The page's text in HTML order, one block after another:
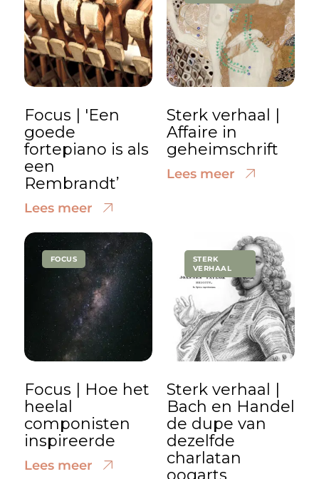
Focus | 'Een
goede
fortepiano is als
een
Rembrandt’
Lees meer
Sterk verhaal |
Affaire in
geheimschrift
Lees meer
FOCUS
Focus | Hoe het
heelal
componisten
inspireerde
Lees meer
STERK
VERHAAL
Sterk verhaal |
Bach en Handel
de dupe van
dezelfde
charlatan
oogarts